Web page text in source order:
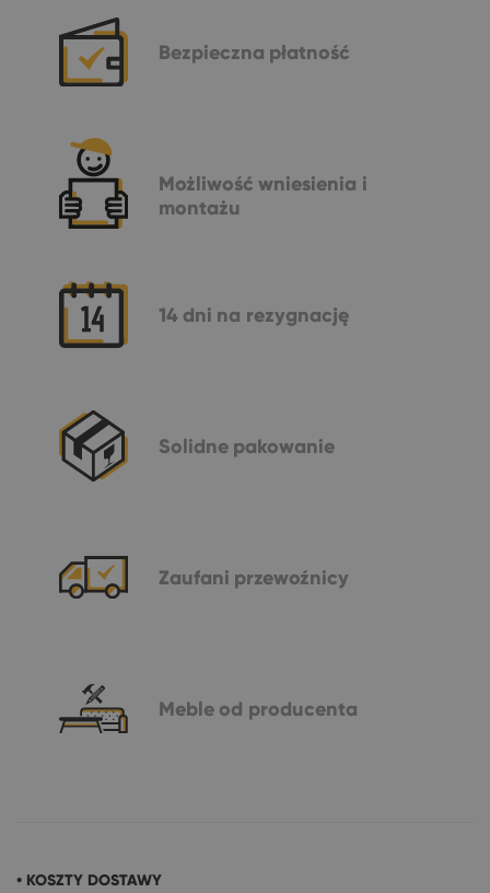
Bezpieczna płatność
Możliwość wniesienia i
montażu
14 dni na rezygnację
Solidne pakowanie
Zaufani przewoźnicy
Meble od producenta
• KOSZTY DOSTAWY